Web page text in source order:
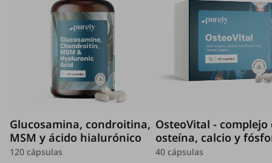
Glucosamina, condroitina,
MSM y ácido hialurónico
120 cápsulas
OsteoVital - complejo
osteína, calcio y
40 cápsulas